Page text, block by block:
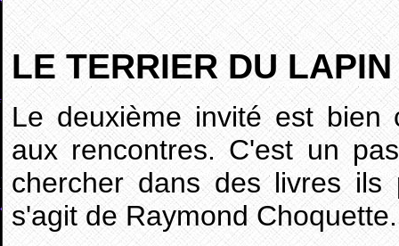
LE TERRIER DU LAPIN
Le deuxième invité est bien
aux rencontres. C'est un
chercher dans des livres
s'agit de Raymond Choquette.